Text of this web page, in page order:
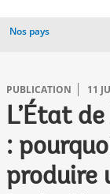
Nos pays
PUBLICATION 11
L’État
:
produire